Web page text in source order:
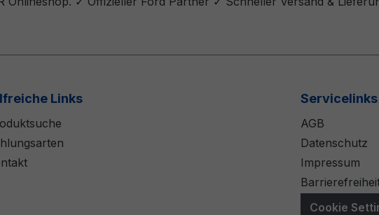
Links Servicelinks
AGB
Datenschutz
Impressum
Cookie